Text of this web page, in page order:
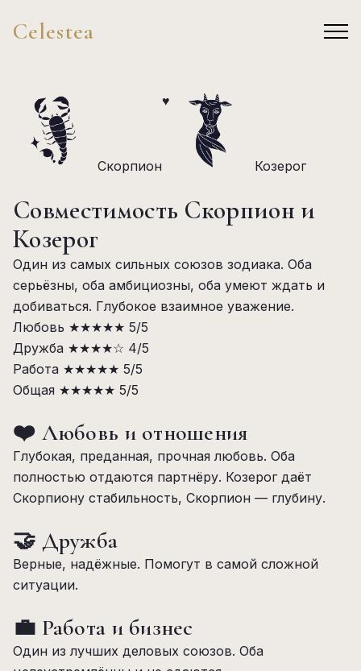
Celestea
Скорпион
♥
Козерог
Совместимость Скорпион и
Козерог
Один из самых сильных союзов зодиака. Оба
серьёзны, оба амбициозны, оба умеют ждать и
добиваться. Глубокое взаимное уважение.
Любовь ★★★★★ 5/5
Дружба ★★★★☆ 4/5
Работа ★★★★★ 5/5
Общая ★★★★★ 5/5
❤️ Любовь и отношения
Глубокая, преданная, прочная любовь. Оба
полностью отдаются партнёру. Козерог даёт
Скорпиону стабильность, Скорпион — глубину.
🤝 Дружба
Верные, надёжные. Помогут в самой сложной
ситуации.
💼 Работа и бизнес
Один из лучших деловых союзов. Оба